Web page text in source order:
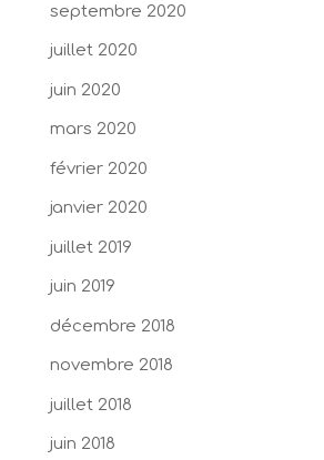
septembre 2020
juillet 2020
juin 2020
mars 2020
février 2020
janvier 2020
juillet 2019
juin 2019
décembre 2018
novembre 2018
juillet 2018
juin 2018